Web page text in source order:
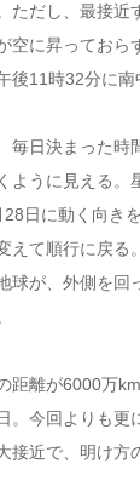
ただし、最接近
空に昇っておら
後11時32分に南
毎日決まった時
ように見える。
28日に動く向き
えて順行に戻る
球が、外側を回
距離が6000万
。今回よりも更
接近で、明け方